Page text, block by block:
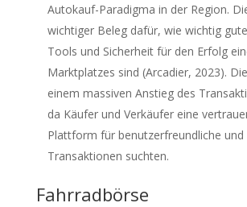
Autokauf-Paradigma in der Region.
wichtiger Beleg dafür, wie wichtig
Tools und Sicherheit für den Erfolg
Marktplatzes sind (Arcadier, 2023).
einem massiven Anstieg des
da Käufer und Verkäufer eine
Plattform für benutzerfreundliche und
Transaktionen suchten.
Fahrradbörse